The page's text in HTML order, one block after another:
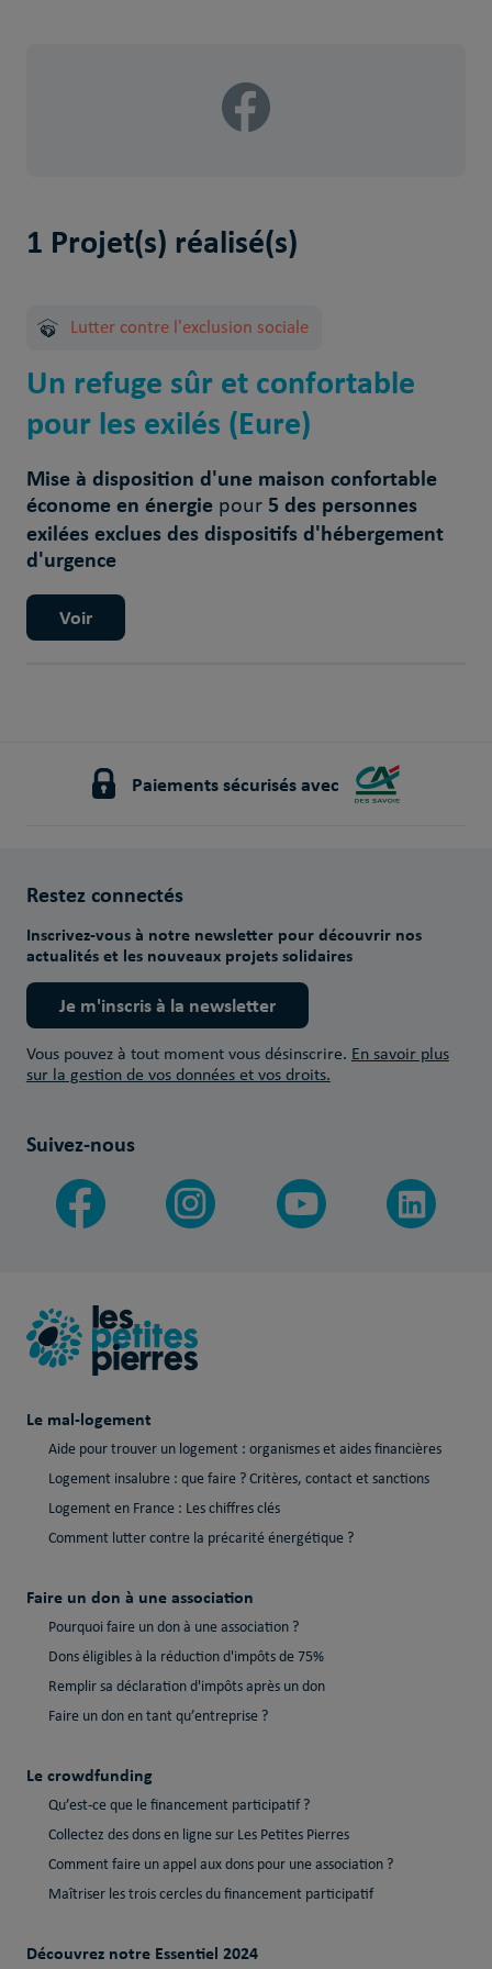
1 Projet(s) réalisé(s)
Lutter contre l'exclusion sociale
Un refuge sûr et confortable
pour les exilés (Eure)
Mise à disposition d'une maison confortable
économe en énergie pour5 des personnes
exilées exclues des dispositifs d'hébergement
d'urgence
Voir
Paiements sécurisés avec
Restez connectés
Inscrivez-vous à notre newsletter pour découvrir nos
actualités et les nouveaux projets solidaires
Je m'inscris à la newsletter
Vous pouvez à tout moment vous désinscrire. En savoir plus
sur la gestion de vos données et vos droits.
Suivez-nous
Le mal-logement
Aide pour trouver un logement : organismes et aides financières
Logement insalubre : que faire ? Critères, contact et sanctions
Logement en France : Les chiffres clés
Comment lutter contre la précarité énergétique ?
Faire un don à une association
Pourquoi faire un don à une association ?
Dons éligibles à la réduction d'impôts de 75%
Remplir sa déclaration d'impôts après un don
Faire un don en tant qu’entreprise ?
Le crowdfunding
Qu’est-ce que le financement participatif ?
Collectez des dons en ligne sur Les Petites Pierres
Comment faire un appel aux dons pour une association ?
Maîtriser les trois cercles du financement participatif
Découvrez notre Essentiel 2024